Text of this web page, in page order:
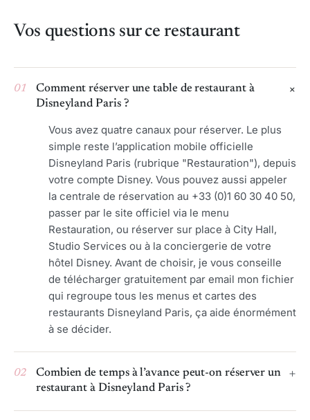
Vos questions sur ce restaurant
01
Comment réserver une table de restaurant à
Disneyland Paris ?
Vous avez quatre canaux pour réserver. Le plus
simple reste l’application mobile officielle
Disneyland Paris (rubrique "Restauration"), depuis
votre compte Disney. Vous pouvez aussi appeler
la centrale de réservation au +33 (0)1 60 30 40 50,
passer par le site officiel via le menu
Restauration, ou réserver sur place à City Hall,
Studio Services ou à la conciergerie de votre
hôtel Disney. Avant de choisir, je vous conseille
de télécharger gratuitement par email mon fichier
qui regroupe tous les menus et cartes des
restaurants Disneyland Paris, ça aide énormément
à se décider.
02
Combien de temps à l’avance peut-on réserver un
restaurant à Disneyland Paris ?